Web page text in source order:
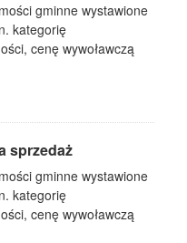
gminne wystawione
kategorię
cenę wywoławczą
sprzedaż
gminne wystawione
kategorię
cenę wywoławczą